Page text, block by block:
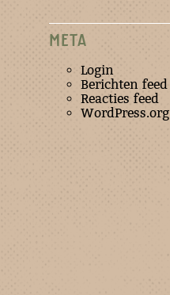
META
Login
Berichten feed
Reacties feed
WordPress.org